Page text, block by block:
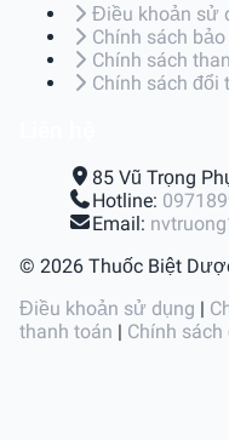
Điều khoản sử
Chính sách
Chính sách
Chính sách đổi
85 Vũ Trọng
Hotline:
Email:
© 2026 Thuốc Biệt
Điều khoản sử dụng |
thanh toán | Chính sách